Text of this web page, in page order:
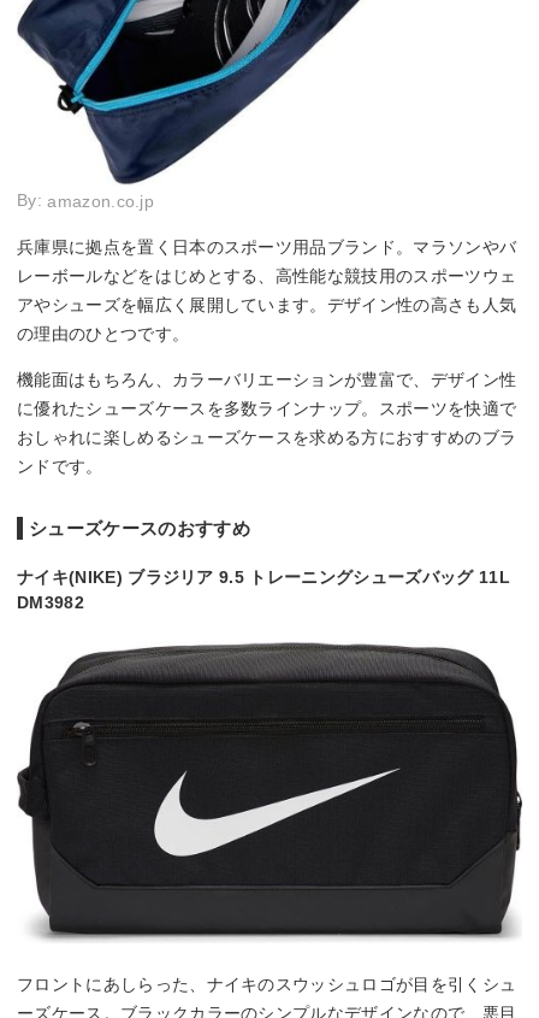
By:amazon.co.jp
兵庫県に拠点を置く日本のスポーツ用品ブランド。マラソンやバ
レーボールなどをはじめとする、高性能な競技用のスポーツウェ
アやシューズを幅広く展開しています。デザイン性の高さも人気
の理由のひとつです。
機能面はもちろん、カラーバリエーションが豊富で、デザイン性
に優れたシューズケースを多数ラインナップ。スポーツを快適で
おしゃれに楽しめるシューズケースを求める方におすすめのブラ
ンドです。
シューズケースのおすすめ
ナイキ(NIKE) ブラジリア 9.5 トレーニングシューズバッグ 11L
DM3982
フロントにあしらった、ナイキのスウッシュロゴが目を引くシュ
ーズケース。ブラックカラーのシンプルなデザインなので、悪目